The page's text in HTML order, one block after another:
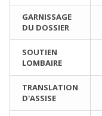
GARNISSAGE
DU DOSSIER
SOUTIEN
LOMBAIRE
TRANSLATION
D'ASSISE